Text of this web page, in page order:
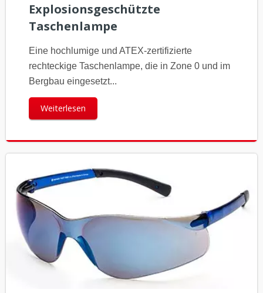
Explosionsgeschützte
Taschenlampe
Eine hochlumige und ATEX-zertifizierte
rechteckige Taschenlampe, die in Zone 0 und im
Bergbau eingesetzt...
Weiterlesen